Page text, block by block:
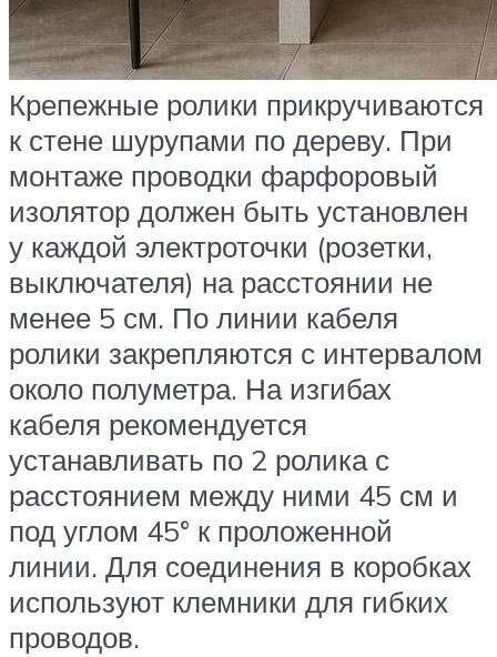
Крепежные ролики прикручиваются
к стене шурупами по дереву. При
монтаже проводки фарфоровый
изолятор должен быть установлен
у каждой электроточки (розетки,
выключателя) на расстоянии не
менее 5 см. По линии кабеля
ролики закрепляются с интервалом
около полуметра. На изгибах
кабеля рекомендуется
устанавливать по 2 ролика с
расстоянием между ними 45 см и
под углом 45° к проложенной
линии. Для соединения в коробках
используют клемники для гибких
проводов.